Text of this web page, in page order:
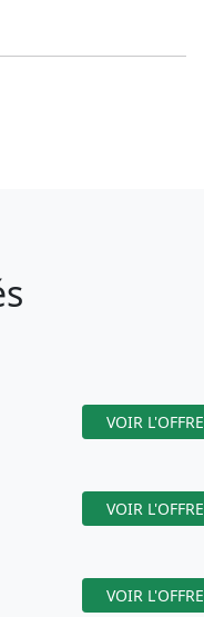
VOIR L'OFFRE
VOIR L'OFFRE
VOIR L'OFFRE